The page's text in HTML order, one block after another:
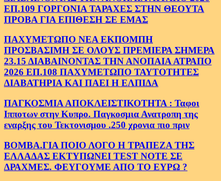
ΕΠ.109 ΓΟΡΓΟΝΙΑ ΤΑΡΑΧΕΣ ΣΤΗΝ ΘΕΟΥΤΑ
ΠΡΟΒΑ ΓΙΑ ΕΠΙΘΕΣΗ ΣΕ ΕΜΑΣ
ΠΑΧΥΜΕΤΩΠΟ ΝΕΑ ΕΚΠΟΜΠΗ
ΠΡΟΣΒΑΣΙΜΗ ΣΕ ΟΛΟΥΣ ΠΡΕΜΙΕΡΑ ΣΗΜΕΡΑ
23.15 ΔΙΑΒΑΙΝΟΝΤΑΣ ΤΗΝ ΑΝΟΠΑΙΑ ΑΤΡΑΠΟ
2026 ΕΠ.108 ΠΑΧΥΜΕΤΩΠΟ ΤΑΥΤΟΤΗΤΕΣ
ΔΙΑΒΑΤΗΡΙΑ ΚΑΙ ΠΑΕΙ Η ΕΛΠΙΔΑ
ΠΑΓΚΟΣΜΙΑ ΑΠΟΚΛΕΙΣΤΙΚΟΤΗΤΑ : Ταφοι
Ιπποτων στην Κυπρο. Παγκοσμια Ανατροπη της
εναρξης του Τεκτονισμου .250 χρονια πιο πριν
ΒΟΜΒΑ.ΓΙΑ ΠΟΙΟ ΛΟΓΟ Η ΤΡΑΠΕΖΑ ΤΗΣ
ΕΛΛΑΔΑΣ ΕΚΤΥΠΩΝΕΙ TEST NOTE ΣΕ
ΔΡΑΧΜΕΣ. ΦΕΥΓΟΥΜΕ ΑΠΟ ΤΟ ΕΥΡΩ ?